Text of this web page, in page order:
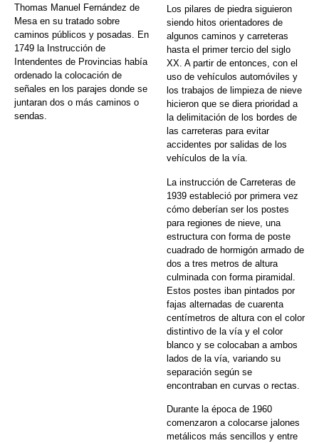
Thomas Manuel Fernández de
Mesa en su tratado sobre
caminos públicos y posadas. En
1749 la Instrucción de
Intendentes de Provincias había
ordenado la colocación de
señales en los parajes donde se
juntaran dos o más caminos o
sendas.
Los pilares de piedra siguieron
siendo hitos orientadores de
algunos caminos y carreteras
hasta el primer tercio del siglo
XX. A partir de entonces, con el
uso de vehículos automóviles y
los trabajos de limpieza de nieve
hicieron que se diera prioridad a
la delimitación de los bordes de
las carreteras para evitar
accidentes por salidas de los
vehículos de la vía.
La instrucción de Carreteras de
1939 estableció por primera vez
cómo deberían ser los postes
para regiones de nieve, una
estructura con forma de poste
cuadrado de hormigón armado de
dos a tres metros de altura
culminada con forma piramidal.
Estos postes iban pintados por
fajas alternadas de cuarenta
centímetros de altura con el color
distintivo de la vía y el color
blanco y se colocaban a ambos
lados de la vía, variando su
separación según se
encontraban en curvas o rectas.
Durante la época de 1960
comenzaron a colocarse jalones
metálicos más sencillos y entre